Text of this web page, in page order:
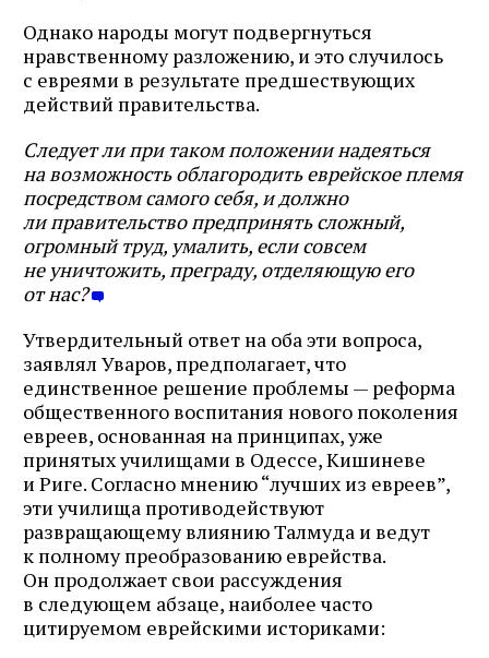
Однако народы могут подвергнуться
нравственному разложению, и это случилось
с евреями в результате предшествующих
действий правительства.
Следует ли при таком положении надеяться
на возможность облагородить еврейское племя
посредством самого себя, и должно
ли правительство предпринять сложный,
огромный труд, умалить, если совсем
не уничтожить, преграду, отделяющую его
от нас?
Утвердительный ответ на оба эти вопроса,
заявлял Уваров, предполагает, что
единственное решение проблемы — реформа
общественного воспитания нового поколения
евреев, основанная на принципах, уже
принятых училищами в Одессе, Кишиневе
и Риге. Согласно мнению “лучших из евреев”,
эти училища противодействуют
развращающему влиянию Талмуда и ведут
к полному преобразованию еврейства.
Он продолжает свои рассуждения
в следующем абзаце, наиболее часто
цитируемом еврейскими историками: